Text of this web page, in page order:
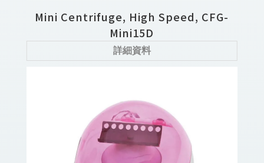
Mini Centrifuge, High Speed, CFG-
Mini15D
詳細資料